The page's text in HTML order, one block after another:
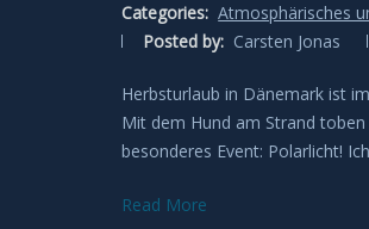
Categories: Atmosphärisches
Posted by: Carsten Jonas
Herbsturlaub in Dänemark ist
Mit dem Hund am Strand
besonderes Event: Polarlicht!
Read More